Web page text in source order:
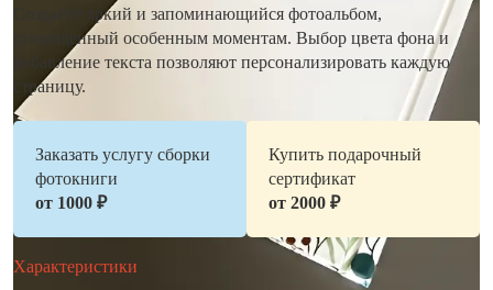
Создайте яркий и запоминающийся фотоальбом,
посвященный особенным моментам. Выбор цвета фона и
добавление текста позволяют персонализировать каждую
страницу.
Заказать услугу сборки
фотокниги
от 1000 ₽
Купить подарочный
сертификат
от 2000 ₽
Характеристики